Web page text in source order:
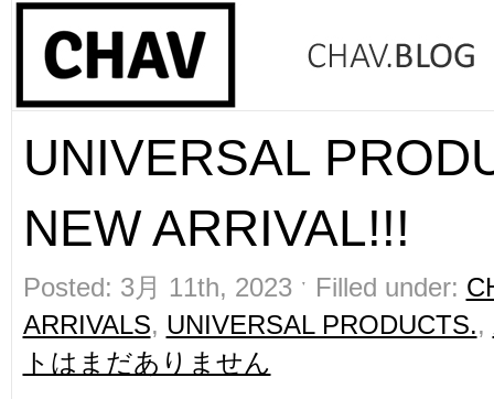
UNIVERSAL
NEW ARRIVAL!!!
Posted: 3月 11th, 2023 ˑ Filled under:
ARRIVALS, UNIVERSAL PRODUCTS.,
トはまだありません